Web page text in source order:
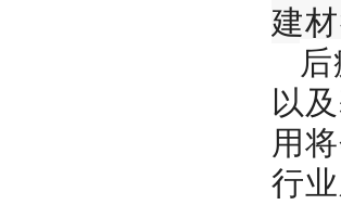
建
以
用
行